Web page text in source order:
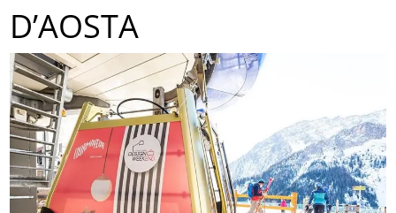
D’AOSTA